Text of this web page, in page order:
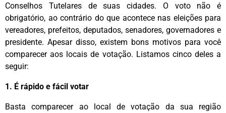
Conselhos Tutelares de suas cidades. O voto não é
obrigatório, ao contrário do que acontece nas eleições para
vereadores, prefeitos, deputados, senadores, governadores e
presidente. Apesar disso, existem bons motivos para você
comparecer aos locais de votação. Listamos cinco deles a
seguir:‌
1. É rápido e fácil votar
Basta comparecer ao local de votação da sua região